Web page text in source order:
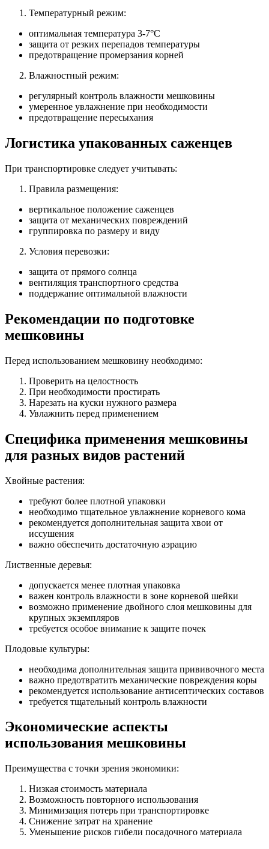
Температурный режим:
оптимальная температура 3-7°C
защита от резких перепадов температуры
предотвращение промерзания корней
Влажностный режим:
регулярный контроль влажности мешковины
умеренное увлажнение при необходимости
предотвращение пересыхания
Логистика упакованных саженцев
При транспортировке следует учитывать:
Правила размещения:
вертикальное положение саженцев
защита от механических повреждений
группировка по размеру и виду
Условия перевозки:
защита от прямого солнца
вентиляция транспортного средства
поддержание оптимальной влажности
Рекомендации по подготовке
мешковины
Перед использованием мешковину необходимо:
Проверить на целостность
При необходимости простирать
Нарезать на куски нужного размера
Увлажнить перед применением
Специфика применения мешковины
для разных видов растений
Хвойные растения:
требуют более плотной упаковки
необходимо тщательное увлажнение корневого кома
рекомендуется дополнительная защита хвои от
иссушения
важно обеспечить достаточную аэрацию
Лиственные деревья:
допускается менее плотная упаковка
важен контроль влажности в зоне корневой шейки
возможно применение двойного слоя мешковины для
крупных экземпляров
требуется особое внимание к защите почек
Плодовые культуры:
необходима дополнительная защита прививочного места
важно предотвратить механические повреждения коры
рекомендуется использование антисептических составов
требуется тщательный контроль влажности
Экономические аспекты
использования мешковины
Преимущества с точки зрения экономики:
Низкая стоимость материала
Возможность повторного использования
Минимизация потерь при транспортировке
Снижение затрат на хранение
Уменьшение рисков гибели посадочного материала